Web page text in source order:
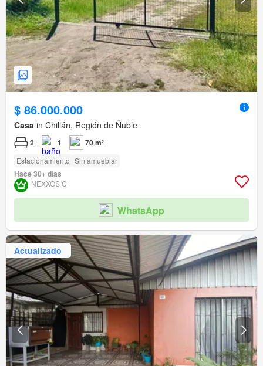
$ 86.000.000
Casa in Chillán, Región de Ñuble
2 1 70 m²
Estacionamiento Sin amueblar
Hace 30+ días
NEXXOS C
WhatsApp
Actualizado